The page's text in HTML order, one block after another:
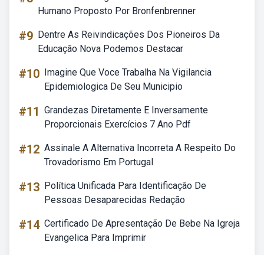
Humano Proposto Por Bronfenbrenner
#9 Dentre As Reivindicações Dos Pioneiros Da
Educação Nova Podemos Destacar
#10 Imagine Que Voce Trabalha Na Vigilancia
Epidemiologica De Seu Municipio
#11 Grandezas Diretamente E Inversamente
Proporcionais Exercícios 7 Ano Pdf
#12 Assinale A Alternativa Incorreta A Respeito Do
Trovadorismo Em Portugal
#13 Política Unificada Para Identificação De
Pessoas Desaparecidas Redação
#14 Certificado De Apresentação De Bebe Na Igreja
Evangelica Para Imprimir